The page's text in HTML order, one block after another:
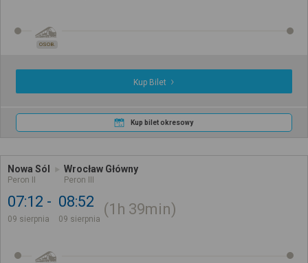
OSOB.
Kup Bilet
Kup bilet okresowy
Nowa Sól
Peron II
Wrocław Główny
Peron III
07:12
09 sierpnia
08:52
09 sierpnia
1h 39min